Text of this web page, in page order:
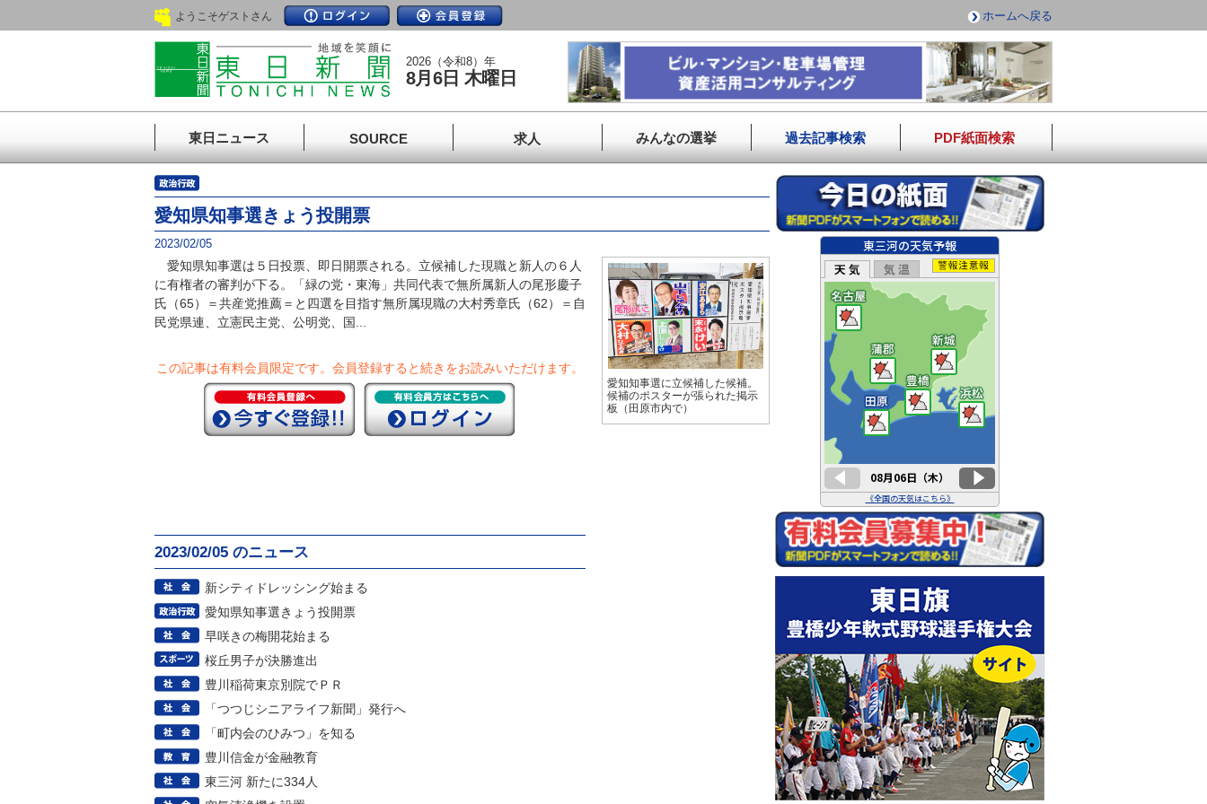
ようこそゲストさん ホームへ戻る
2026（令和8）年
8月6日 木曜日
東日ニュース SOURCE 求人 みんなの選挙 過去記事検索 PDF紙面検索
愛知県知事選きょう投開票
2023/02/05
愛知県知事選は５日投票、即日開票される。立候補した現職と新人の６人
に有権者の審判が下る。「緑の党・東海」共同代表で無所属新人の尾形慶子
氏（65）＝共産党推薦＝と四選を目指す無所属現職の大村秀章氏（62）＝自
民党県連、立憲民主党、公明党、国...
この記事は有料会員限定です。 会員登録すると続きをお読みいただけます。
2023/02/05 のニュース
新シティドレッシング始まる
愛知県知事選きょう投開票
早咲きの梅開花始まる
桜丘男子が決勝進出
豊川稲荷東京別院でＰＲ
「つつじシニアライフ新聞」発行へ
「町内会のひみつ」を知る
豊川信金が金融教育
東三河 新たに334人
愛知知事選に立候補した候補。
候補のポスターが張られた掲示
板（田原市内で）